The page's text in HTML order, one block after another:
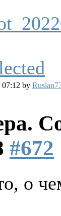
by
#672
о